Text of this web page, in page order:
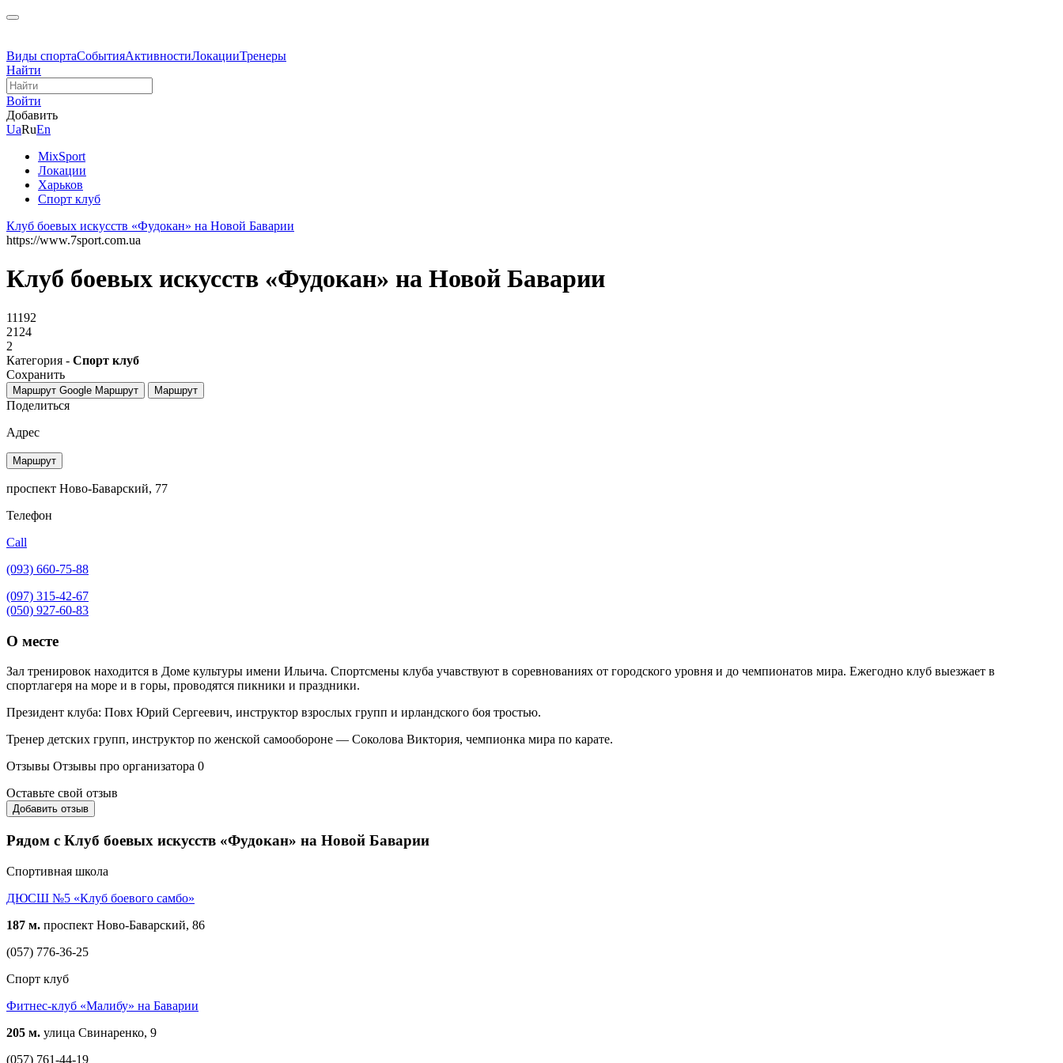
Виды спортаСобытияАктивностиЛокацииТренеры
Найти
Войти
Добавить
UaRuEn
MixSport
Локации
Харьков
Спорт клуб
Клуб боевых искусств «Фудокан» на Новой Баварии
https://www.7sport.com.ua
Клуб боевых искусств «Фудокан» на Новой Баварии
11192
2124
2
Категория - Спорт клуб
Сохранить
Маршрут Google Маршрут Маршрут
Поделиться
Адрес
Маршрут
проспект Ново-Баварский, 77
Телефон
Call
(093) 660-75-88
(097) 315-42-67
(050) 927-60-83
О месте
Зал тренировок находится в Доме культуры имени Ильича. Спортсмены клуба учавствуют в соревнованиях от городского уровня и до чемпионатов мира. Ежегодно клуб выезжает в
спортлагеря на море и в горы, проводятся пикники и праздники.
Президент клуба: Повх Юрий Сергеевич, инструктор взрослых групп и ирландского боя тростью.
Тренер детских групп, инструктор по женской самообороне — Соколова Виктория, чемпионка мира по карате.
Отзывы Отзывы про организатора 0
Оставьте свой отзыв
Добавить отзыв
Рядом с Клуб боевых искусств «Фудокан» на Новой Баварии
Спортивная школа
ДЮСШ №5 «Клуб боевого самбо»
187 м. проспект Ново-Баварский, 86
(057) 776-36-25
Спорт клуб
Фитнес-клуб «Малибу» на Баварии
205 м. улица Свинаренко, 9
(057) 761-44-19